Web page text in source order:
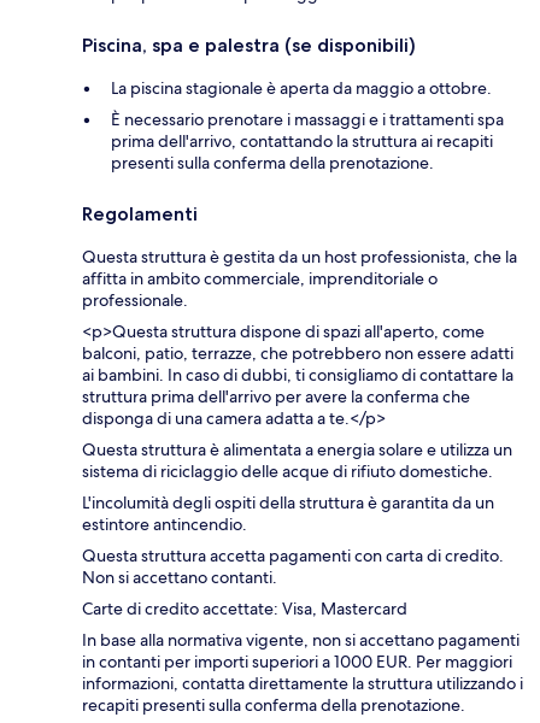
Piscina, spa e palestra (se disponibili)
La piscina stagionale è aperta da maggio a ottobre.
È necessario prenotare i massaggi e i trattamenti spa
prima dell'arrivo, contattando la struttura ai recapiti
presenti sulla conferma della prenotazione.
Regolamenti
Questa struttura è gestita da un host professionista, che la
affitta in ambito commerciale, imprenditoriale o
professionale.
<p>Questa struttura dispone di spazi all'aperto, come
balconi, patio, terrazze, che potrebbero non essere adatti
ai bambini. In caso di dubbi, ti consigliamo di contattare la
struttura prima dell'arrivo per avere la conferma che
disponga di una camera adatta a te.</p>
Questa struttura è alimentata a energia solare e utilizza un
sistema di riciclaggio delle acque di rifiuto domestiche.
L'incolumità degli ospiti della struttura è garantita da un
estintore antincendio.
Questa struttura accetta pagamenti con carta di credito.
Non si accettano contanti.
Carte di credito accettate: Visa, Mastercard
In base alla normativa vigente, non si accettano pagamenti
in contanti per importi superiori a 1000 EUR. Per maggiori
informazioni, contatta direttamente la struttura utilizzando i
recapiti presenti sulla conferma della prenotazione.